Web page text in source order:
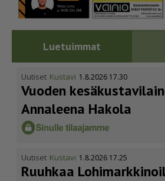
Luetuimmat
Uutiset Kustavi 1.8.2026 17.30
Vuoden
Annaleena Hakola
Uutiset Kustavi 1.8.2026 17.25
Ruuhkaa